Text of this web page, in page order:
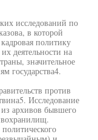
исследований по
в которой
политику
деятельности на
значительное
государства4.
против
Исследование
из архивов бывшего